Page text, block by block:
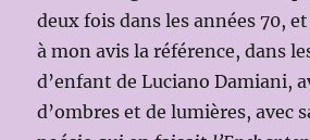
deux fois dans les années 70,
à mon avis la référence, dans
d’enfant de Luciano Damiani,
d’ombres et de lumières, avec